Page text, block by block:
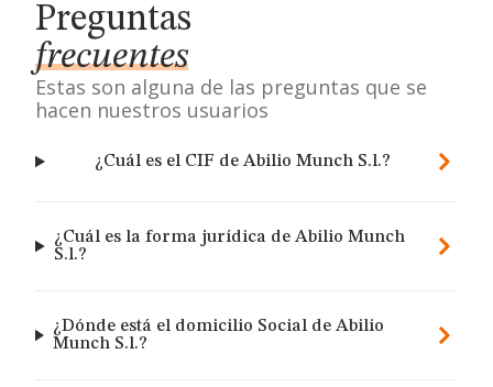
Preguntas
frecuentes
Estas son alguna de las preguntas que se
hacen nuestros usuarios
¿Cuál es el CIF de Abilio Munch S.l.?
¿Cuál es la forma jurídica de Abilio Munch
S.l.?
¿Dónde está el domicilio Social de Abilio
Munch S.l.?